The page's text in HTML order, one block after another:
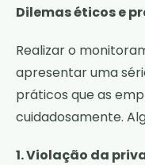
Dilemas éticos e
Realizar o
apresentar uma
práticos que as
cuidadosamente.
1. Violação da